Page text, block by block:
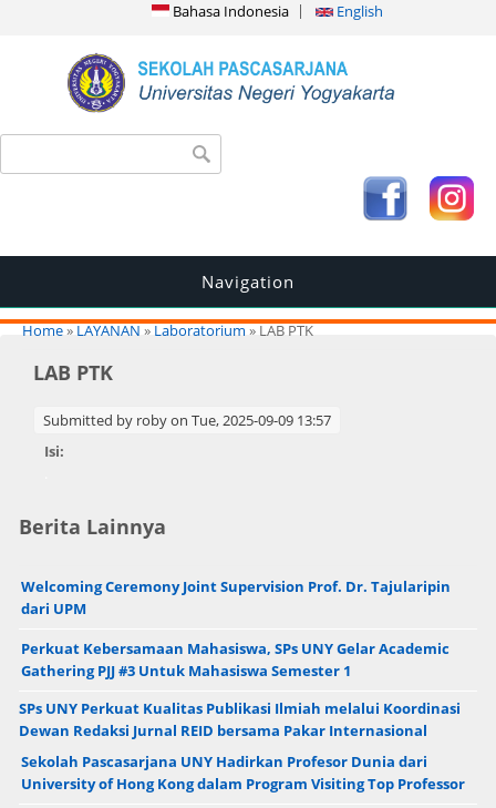
Bahasa Indonesia English
Search form
Navigation
You are here
Home» LAYANAN » Laboratorium» LAB PTK
LAB PTK
Submitted by robyon Tue, 2025-09-09 13:57
Isi:
Berita Lainnya
Welcoming Ceremony Joint Supervision Prof. Dr. Tajularipin
dari UPM
Perkuat Kebersamaan Mahasiswa, SPs UNY Gelar Academic
Gathering PJJ #3 Untuk Mahasiswa Semester 1
SPs UNY Perkuat Kualitas Publikasi Ilmiah melalui Koordinasi
Dewan Redaksi Jurnal REID bersama Pakar Internasional
Sekolah Pascasarjana UNY Hadirkan Profesor Dunia dari
University of Hong Kong dalam Program Visiting Top Professor